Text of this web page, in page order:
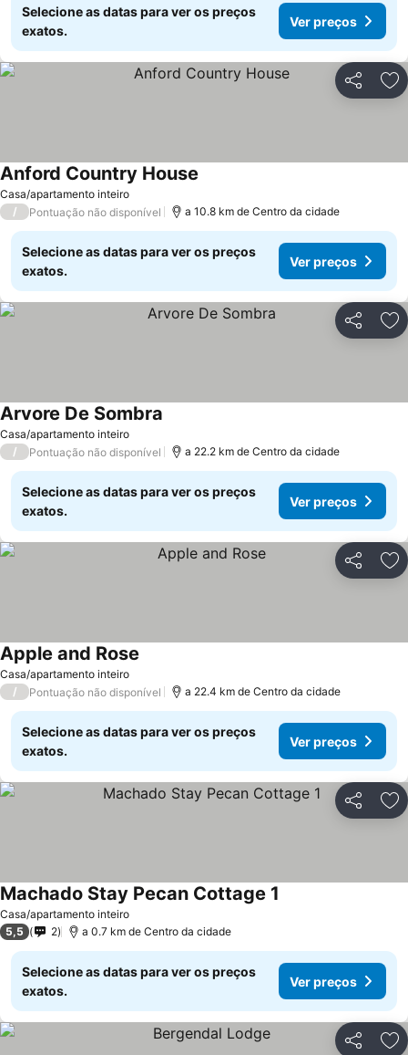
Selecione as datas para ver os preços
exatos.
Ver preços
Partilhar
Casa/apartamento inteiro
Anford Country House
/ Pontuação não disponível a 10.8 km de Centro da cidade
Selecione as datas para ver os preços
exatos.
Ver preços
Partilhar
Casa/apartamento inteiro
Arvore De Sombra
/ Pontuação não disponível a 22.2 km de Centro da cidade
Selecione as datas para ver os preços
exatos.
Ver preços
Partilhar
Casa/apartamento inteiro
Apple and Rose
/ Pontuação não disponível a 22.4 km de Centro da cidade
Selecione as datas para ver os preços
exatos.
Ver preços
Partilhar
Casa/apartamento inteiro
Machado Stay Pecan Cottage 1
5,5 2 a 0.7 km de Centro da cidade
Selecione as datas para ver os preços
exatos.
Ver preços
Partilhar